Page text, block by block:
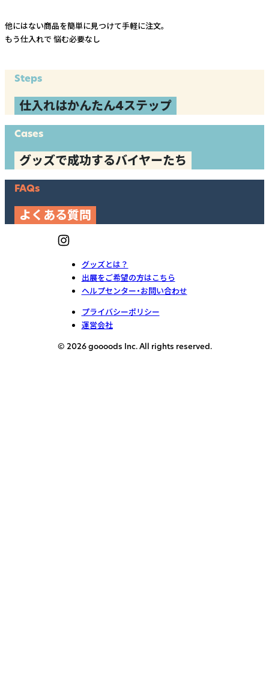
他にはない商品を簡単に見つけて手軽に注文。
もう仕入れで 悩む必要なし
Steps
仕入れはかんたん4ステップ
Cases
グッズで成功するバイヤーたち
FAQs
よくある質問
グッズとは？
出展をご希望の方はこちら
ヘルプセンター・お問い合わせ
プライバシーポリシー
運営会社
© 2026 goooods Inc. All rights reserved.